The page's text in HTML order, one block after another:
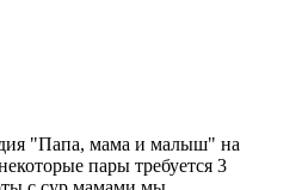
"Папа, мама и малыш" на
пары требуется 3